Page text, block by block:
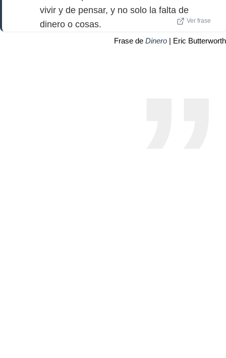
vivir y de pensar, y no solo la falta de
dinero o cosas.
Ver frase
Frase de Dinero | Eric Butterworth